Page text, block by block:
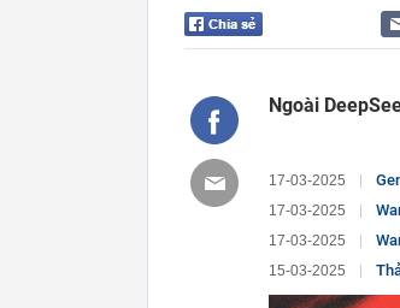
Ngoài
17-03-2025
17-03-2025
17-03-2025
15-03-2025